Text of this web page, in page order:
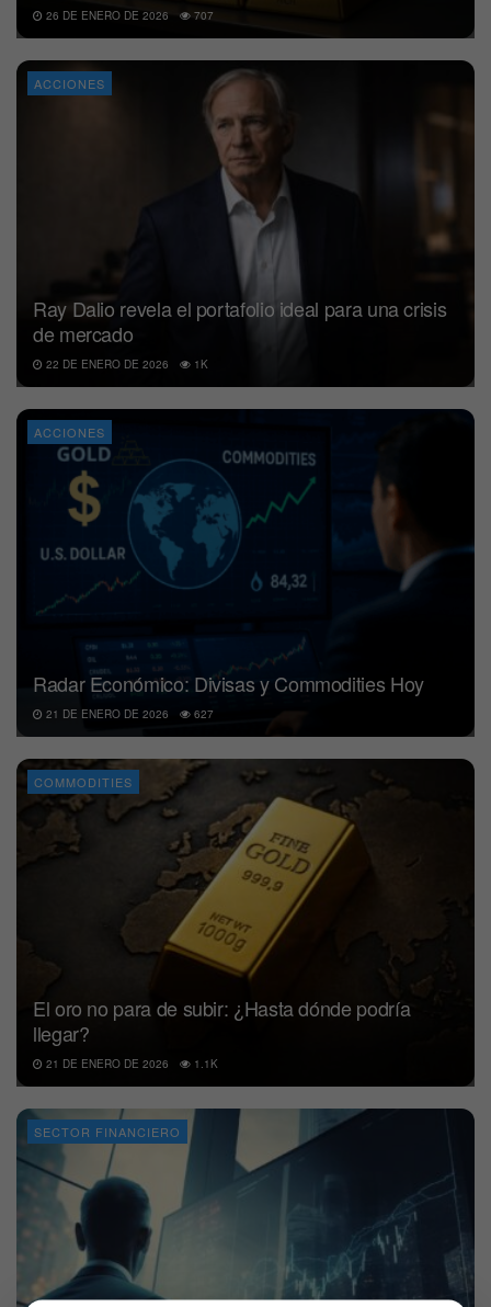
26 DE ENERO DE 2026 707
ACCIONES
Ray Dalio revela el portafolio ideal para una crisis
de mercado
22 DE ENERO DE 2026 1K
ACCIONES
Radar Económico: Divisas y Commodities Hoy
21 DE ENERO DE 2026 627
COMMODITIES
El oro no para de subir: ¿Hasta dónde podría
llegar?
21 DE ENERO DE 2026 1.1K
SECTOR FINANCIERO